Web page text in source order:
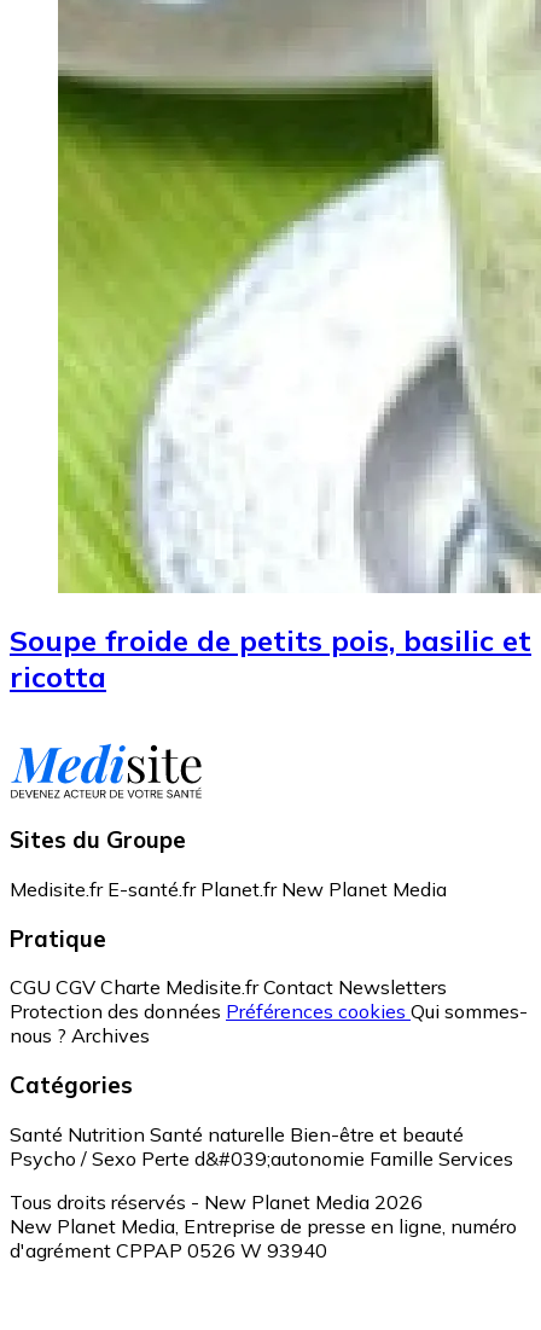
Soupe froide de petits pois, basilic et
ricotta
Sites du Groupe
Medisite.fr E-santé.fr Planet.fr New Planet Media
Pratique
CGU CGV Charte Medisite.fr Contact Newsletters
Protection des données Préférences cookies Qui sommes-
nous ? Archives
Catégories
Santé Nutrition Santé naturelle Bien-être et beauté
Psycho / Sexo Perte d&#039;autonomie Famille Services
Tous droits réservés - New Planet Media 2026
New Planet Media, Entreprise de presse en ligne, numéro
d'agrément CPPAP 0526 W 93940